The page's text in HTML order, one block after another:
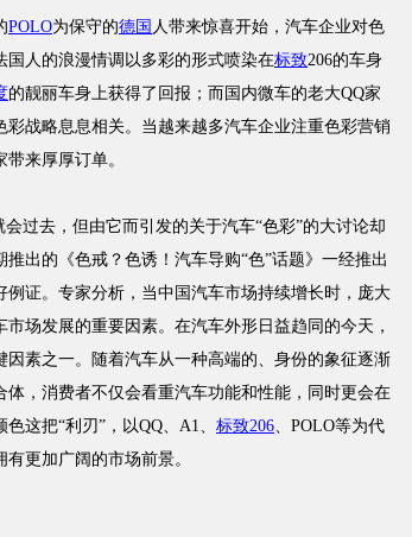
POLO为保守的德国 人带来惊喜开始，汽车企业对色
人的浪漫情调以多彩的形式喷染在标致206的车身
的靓丽车身上获得了回报；而国内微车的老大QQ家
战略息息相关。当越来越多汽车企业注重色彩营销
来厚厚订单。
去，但由它而引发的关于汽车“色彩”的大讨论却
出的《色戒？色诱！汽车导购“色”话题》一经推出
证。专家分析，当中国汽车市场持续增长时，庞大
场发展的重要因素。在汽车外形日益趋同的今天，
因素之一。随着汽车从一种高端的、身份的象征逐渐
体，消费者不仅会看重汽车功能和性能，同时更会在
这把“利刃”，以QQ、A1、 标致206、POLO等为代
更加广阔的市场前景。